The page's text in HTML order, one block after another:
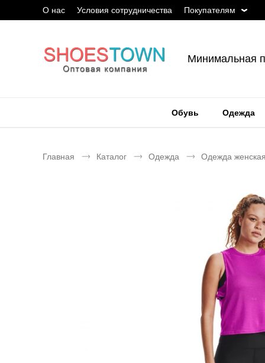
О нас Условия сотрудничества Покупателям
Минимальная
Обувь Одежда
Главная Каталог Одежда Одежда женская